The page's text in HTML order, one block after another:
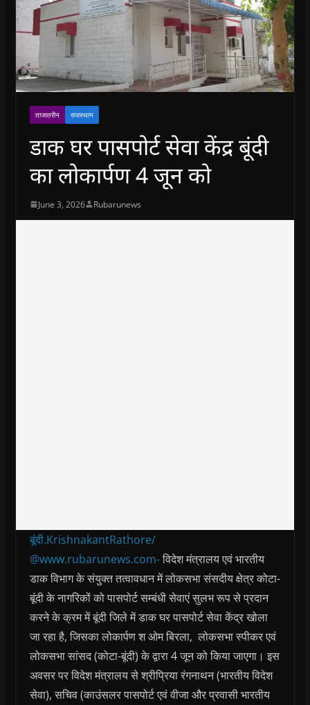
ताजातरीन राजस्थान
डाक घर पासपोर्ट सेवा केंद्र बूंदी
का लोकार्पण 4 जून को
June 3, 2026 Rubarunews
बूंदी.KrishnakantRathore/
@www.rubarunews.com-विदेश मंत्रालय एवं भारतीय
डाक विभाग के संयुक्त तत्वावधान में लोकसभा संसदीय क्षेत्र कोटा-
बूंदी के नागरिकों को पासपोर्ट सम्बंधी सेवाएं सुलभ रूप से प्रदान
करने के क्रम में बूंदी जिले में डाक घर पासपोर्ट सेवा केंद्र खोला
जा रहा है, जिसका लोकार्पण श ओम बिरला, लोकसभा स्पीकर एवं
लोकसभा सांसद (कोटा-बूंदी) के द्वारा 4 जून को किया जाएगा। इस
अवसर पर विदेश मंत्रालय से श्रीप्रिया रंगनाथन (भारतीय विदेश
सेवा), सचिव (काउंसलर पासपोर्ट एवं वीजा और प्रवासी भारतीय